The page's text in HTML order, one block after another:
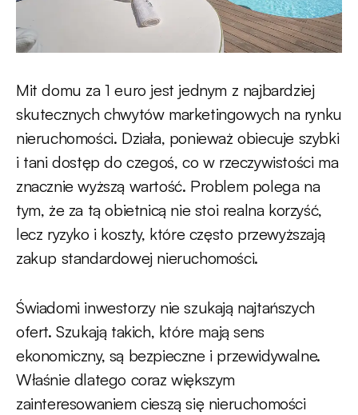
Mit domu za 1 euro jest jednym z najbardziej
skutecznych chwytów marketingowych na rynku
nieruchomości. Działa, ponieważ obiecuje szybki
i tani dostęp do czegoś, co w rzeczywistości ma
znacznie wyższą wartość. Problem polega na
tym, że za tą obietnicą nie stoi realna korzyść,
lecz ryzyko i koszty, które często przewyższają
zakup standardowej nieruchomości.
Świadomi inwestorzy nie szukają najtańszych
ofert. Szukają takich, które mają sens
ekonomiczny, są bezpieczne i przewidywalne.
Właśnie dlatego coraz większym
zainteresowaniem cieszą się nieruchomości